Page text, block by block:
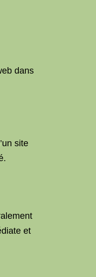
dans
site
et